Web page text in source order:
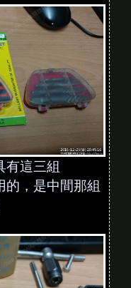
有這三組
的，是中間那組